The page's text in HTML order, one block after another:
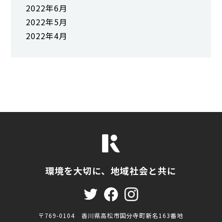
2022年6月
2022年5月
2022年4月
環境を大切に、地域社会と共に
〒769-0104 香川県高松市国分寺町新名163番地